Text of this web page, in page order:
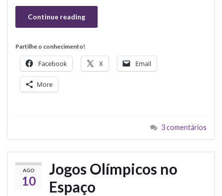
Continue reading
Partilhe o conhecimento!
Facebook X Email
More
3 comentários
AGO
10
Jogos Olímpicos no
Espaço